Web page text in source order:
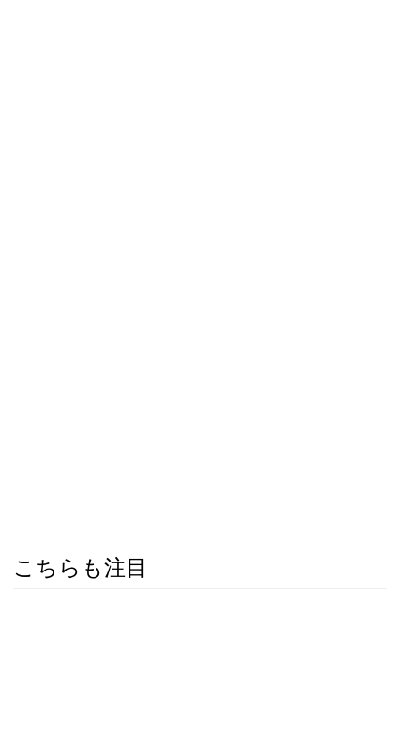
こちらも注目